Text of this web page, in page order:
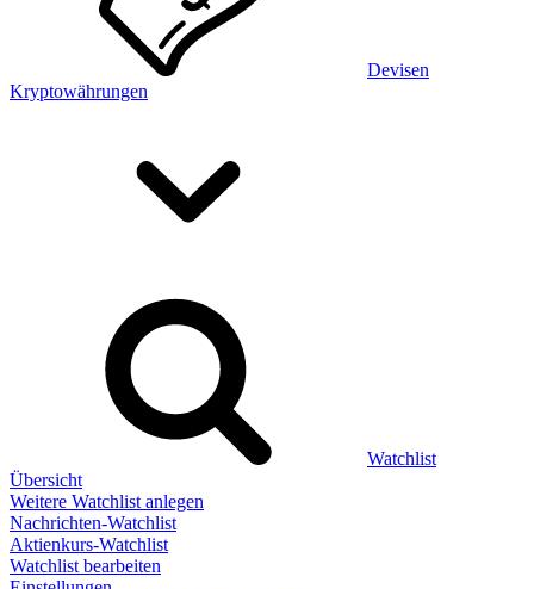
Devisen
Kryptowährungen
Watchlist
Übersicht
Weitere Watchlist anlegen
Nachrichten-Watchlist
Aktienkurs-Watchlist
Watchlist bearbeiten